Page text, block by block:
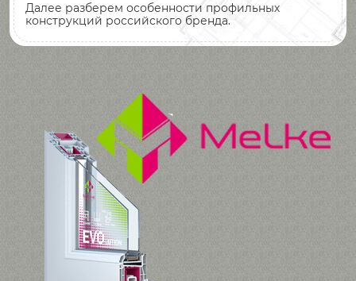
Далее разберем особенности профильных
конструкций российского бренда.